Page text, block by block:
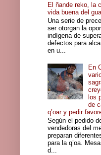
El ñande reko, la
vida buena del
Una serie de
ser otorgan la
indígena de
defectos para
en u...
En
los
de
q’oar y pedir
Según el pedido
vendedoras del
preparan
para la q’oa.
d...